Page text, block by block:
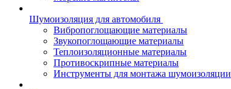
Шумоизоляция для автомобиля
Вибропоглощающие материалы
Звукопоглощающие материалы
Теплоизоляционные материалы
Противоскрипные материалы
Инструменты для монтажа шумоизоляции